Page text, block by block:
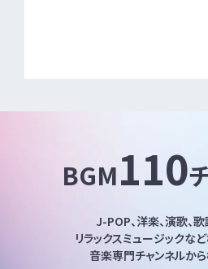
BGM110
J-POP、洋楽、演歌、歌
リラックスミュージックなど
音楽専門チャンネルから